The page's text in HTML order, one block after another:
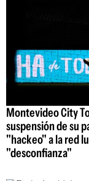
Montevideo City
suspensión de su
"hackeo" a la red
"desconfianza"